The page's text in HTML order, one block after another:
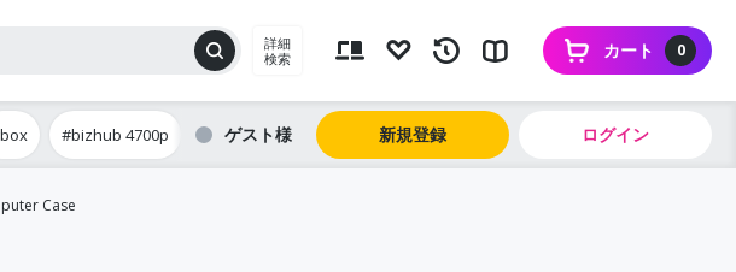
詳細
検索
0
カート
#bizhub 4700p ゲスト 新規登録 ログイン
Case